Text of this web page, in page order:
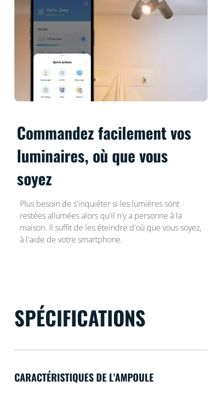
Commandez facilement vos
luminaires, où que vous
soyez
Plus besoin de s'inquiéter si les lumières sont
restées allumées alors qu'il n'y a personne à la
maison. Il suffit de les éteindre d'où que vous soyez,
à l'aide de votre smartphone.
SPÉCIFICATIONS
CARACTÉRISTIQUES DE L'AMPOULE